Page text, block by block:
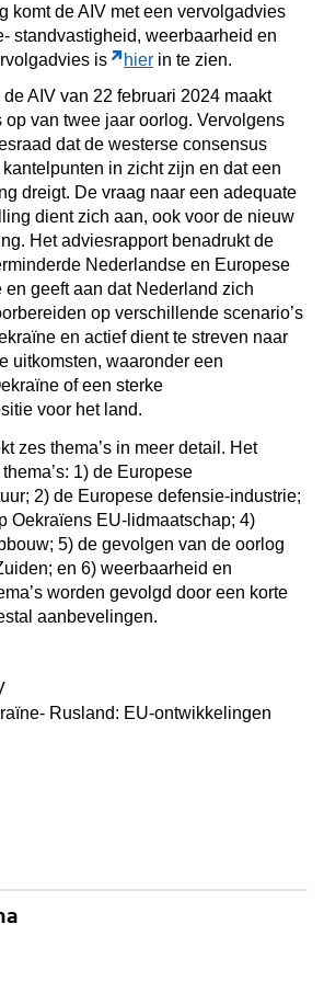
komt de AIV met een vervolgadvies
standvastigheid, weerbaarheid en
is
hier in te zien.
AIV van 22 februari 2024 maakt
op van twee jaar oorlog. Vervolgens
dat de westerse consensus
in zicht zijn en dat een
dreigt. De vraag naar een adequate
dient zich aan, ook voor de nieuw
Het adviesrapport benadrukt de
Nederlandse en Europese
geeft aan dat Nederland zich
op verschillende scenario’s
en actief dient te streven naar
uitkomsten, waaronder een
of een sterke
voor het land.
zes thema’s in meer detail. Het
1) de Europese
2) de Europese defensie-industrie;
Oekraïens EU-lidmaatschap; 4)
5) de gevolgen van de oorlog
en 6) weerbaarheid en
worden gevolgd door een korte
aanbevelingen.
Rusland: EU-ontwikkelingen